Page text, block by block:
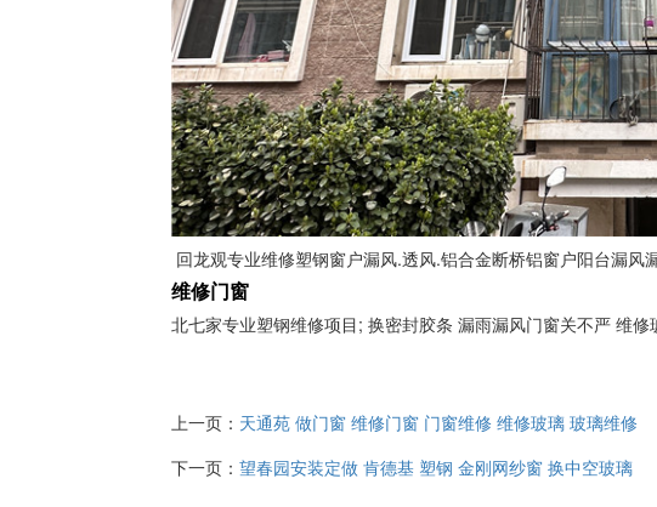
回龙观专业维修塑钢窗户漏风.透风.铝合金断桥铝窗户阳台漏
维修门窗
北七家专业塑钢维修项目; 换密封胶条 漏雨漏风门窗关不严 维
上一页： 天通苑 做门窗 维修门窗 门窗维修 维修玻璃 玻璃维修
下一页：望春园安装定做 肯德基 塑钢 金刚网纱窗 换中空玻璃